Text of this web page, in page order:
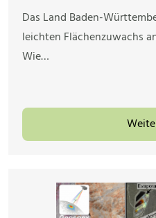
Das Land Baden-
leichten Flächenzuwachs
Wie…